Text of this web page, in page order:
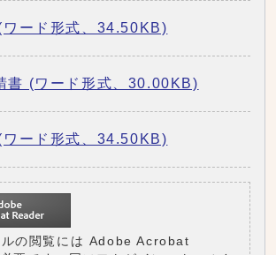
ワード形式、34.50KB)
書 (ワード形式、30.00KB)
ワード形式、34.50KB)
ルの閲覧には Adobe Acrobat